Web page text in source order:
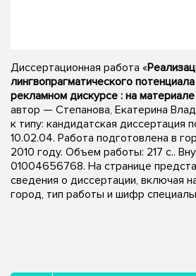
Диссертационная работа «
лингвопрагматического
рекламном дискурсе : на
автор — Степанова, Екатерина
к типу: кандидатская диссертация
10.02.04. Работа подготовлена в
2010 году. Объем работы: 217 с..
01004656768. На странице
сведения о диссертации, включая
город, тип работы и шифр